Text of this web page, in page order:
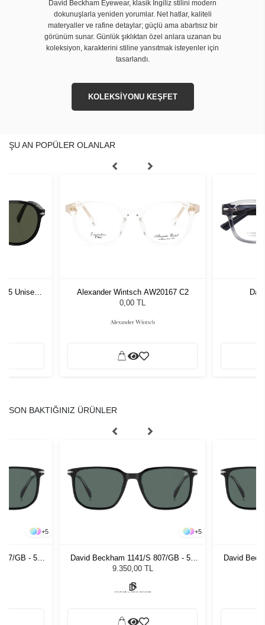
David Beckham Eyewear, klasik İngiliz stilini modern
dokunuşlarla yeniden yorumlar. Net hatlar, kaliteli
materyaller ve rafine detaylar; güçlü ama abartısız bir
görünüm sunar. Günlük şıklıktan özel anlara uzanan bu
koleksiyon, karakterini stiline yansıtmak isteyenler için
tasarlandı.
KOLEKSİYONU KEŞFET
ŞU AN POPÜLER OLANLAR
55 Unisex
Alexander Wintsch AW20167 C2
0,00 TL
SON BAKTIĞINIZ ÜRÜNLER
+5
GB - 55
+5
David Beckham 1141/S 807/GB - 55
Unisex Güneş Gözlüğü
9.350,00 TL
David